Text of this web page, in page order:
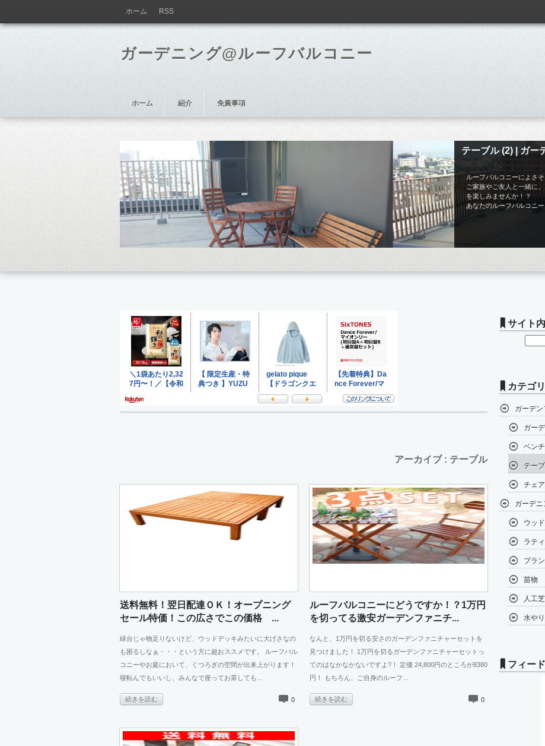
ガーデニング@ルーフバルコニー
テーブル (2) | ガー
ルーフバルコニーによさ
ご家族やご友人と一緒に
を楽しみませんか！？
あなたのルーフバルコニ
アーカイブ : テーブル
送料無料！翌日配達ＯＫ！オープニング
セール特価！この広さでこの価格 ...
緑台じゃ物足りないけど、ウッドデッキみたいに大げさなの
も困るしなぁ・・・という方に超おススメです。 ルーフバル
コニーやお庭において、くつろぎの空間が出来上がります！
寝転んでもいいし、みんなで座ってお茶しても...
続きを読む 0
ルーフバルコニーにどうですか！？1万円
を切ってる激安ガーデンファニチ...
なんと、1万円を切る安さのガーデンファニチャーセットを
見つけました！ 1万円を切るガーデンファニチャーセットっ
てのはなかなかないですよ?！ 定価 24,800円のところが8380
円！ もちろん、ご自身のルーフ...
続きを読む 0
サイト
カテゴ
ガーデ
ガー
ベンチ
テー
チェア
ガーデニ
ウッ
ラテ
プラ
苗物
人工
水や
フィー
ホーム RSS
ホーム 紹介 免責事項